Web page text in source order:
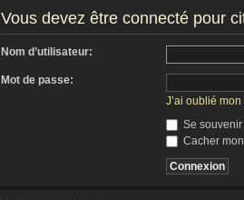
Vous devez être connecté pour
Nom d’utilisateur:
Mot de passe:
J’ai oublié
Se souvenir
Cacher